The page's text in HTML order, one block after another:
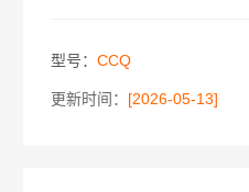
型号：CCQ
更新时间： [2026-05-13]